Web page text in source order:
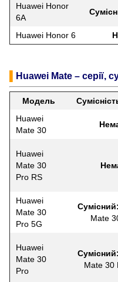
Huawei Honor
6A
Huawei Honor 6
Huawei Mate – серії,
Модель
Huawei
Mate 30
Huawei
Mate 30
Pro RS
Huawei
Mate 30
Pro 5G
Сумісний:
Mate
Huawei
Mate 30
Pro
Сумісний:
Mate 30